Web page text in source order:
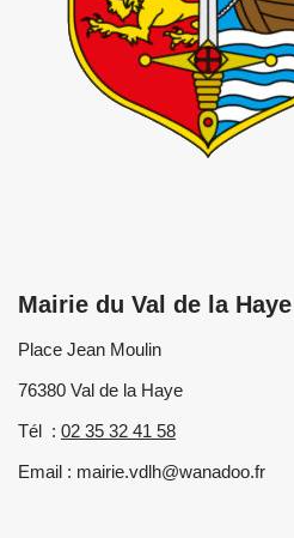
Mairie du Val de la Haye
Place Jean Moulin
76380 Val de la Haye
Tél : 02 35 32 41 58
Email : mairie.vdlh@wanadoo.fr